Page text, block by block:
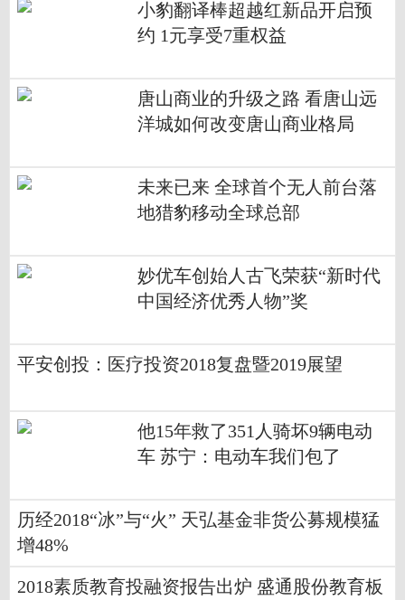
小豹翻译棒超越红新品开启预
约 1元享受7重权益
唐山商业的升级之路 看唐山远
洋城如何改变唐山商业格局
未来已来 全球首个无人前台落
地猎豹移动全球总部
妙优车创始人古飞荣获“新时代
中国经济优秀人物”奖
平安创投：医疗投资2018复盘暨2019展望
他15年救了351人骑坏9辆电动
车 苏宁：电动车我们包了
历经2018“冰”与“火” 天弘基金非货公募规模猛
增48%
2018素质教育投融资报告出炉 盛通股份教育板